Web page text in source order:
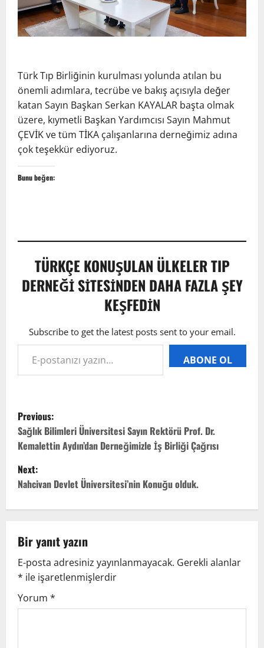
Türk Tıp Birliğinin kurulması yolunda atılan bu
önemli adımlara, tecrübe ve bakış açısıyla değer
katan Sayın Başkan Serkan KAYALAR başta olmak
üzere, kıymetli Başkan Yardımcısı Sayın Mahmut
ÇEVİK ve tüm TİKA çalışanlarına derneğimiz adına
çok teşekkür ediyoruz.
Bunu beğen:
TÜRKÇE KONUŞULAN ÜLKELER TIP
DERNEĞI SITESINDEN DAHA FAZLA ŞEY
KEŞFEDIN
Subscribe to get the latest posts sent to your email.
ABONE OL
Previous:
Sağlık Bilimleri Üniversitesi Sayın Rektörü Prof. Dr.
Kemalettin Aydın’dan Derneğimizle İş Birliği Çağrısı
Next:
Nahcivan Devlet Üniversitesi’nin Konuğu olduk.
Bir yanıt yazın
E-posta adresiniz yayınlanmayacak. Gerekli alanlar
* ile işaretlenmişlerdir
Yorum *